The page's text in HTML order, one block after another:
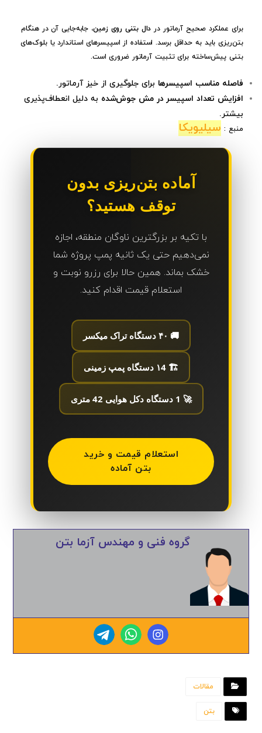
برای عملکرد صحیح آرماتور در دال بتنی روی زمین، جابه‌جایی آن در هنگام
بتن‌ریزی باید به حداقل برسد. استفاده از اسپیسرهای استاندارد یا بلوک‌های
بتنی پیش‌ساخته برای تثبیت آرماتور ضروری است.
فاصله مناسب اسپیسرها برای جلوگیری از خیز آرماتور.
افزایش تعداد اسپیسر در مش جوش‌شده به دلیل انعطاف‌پذیری
بیشتر.
منبع : سیلیویکا
آماده بتن‌ریزی بدون
توقف هستید؟
با تکیه بر بزرگترین ناوگان منطقه، اجازه
نمی‌دهیم حتی یک ثانیه پمپ پروژه شما
خشک بماند. همین حالا برای رزرو نوبت و
استعلام قیمت اقدام کنید.
🚚 ۴۰ دستگاه تراک میکسر
🏗️ ۱4 دستگاه پمپ زمینی
🚀 1 دستگاه دکل هوایی 42 متری
استعلام قیمت و خرید
بتن آماده
گروه فنی و مهندس آزما بتن
مقالات
بتن